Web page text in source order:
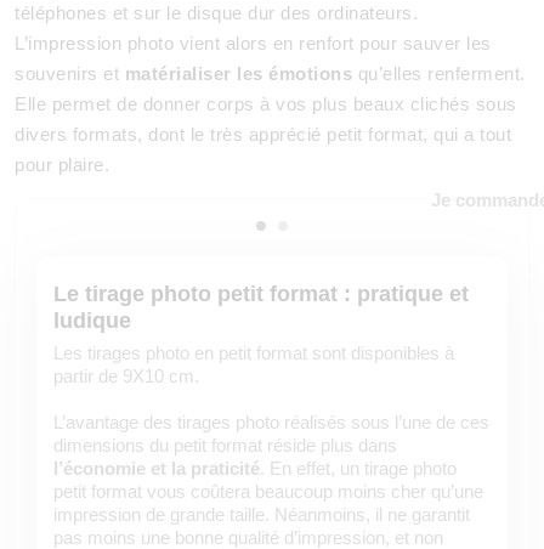
téléphones et sur le disque dur des ordinateurs.
L’impression photo vient alors en renfort pour sauver les
souvenirs et matérialiser les émotions qu’elles renferment.
Elle permet de donner corps à vos plus beaux clichés sous
divers formats, dont le très apprécié petit format, qui a tout
pour plaire.
Je
Le tirage photo petit format : pratique et
ludique
Les tirages photo en petit format sont disponibles à
partir de 9X10 cm.
L’avantage des tirages photo réalisés sous l’une de ces
dimensions du petit format réside plus dans
l’économie et la praticité. En effet, un tirage photo
petit format vous coûtera beaucoup moins cher qu’une
impression de grande taille. Néanmoins, il ne garantit
pas moins une bonne qualité d’impression, et non